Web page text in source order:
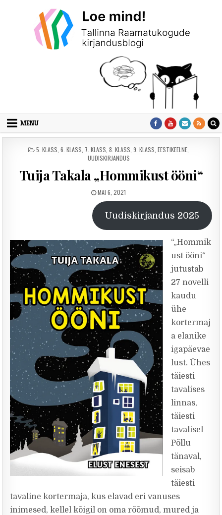
MENU
POSTED IN
5. KLASS 6. KLASS 7. KLASS 8. KLASS 9. KLASS EESTIKEELNE
UUDISKIRJANDUS
Tuija Takala „Hommikust ööni“
PUBLISHED DATE:
MAI 6, 2021
Uudiskirjandus 2025
“„Hommik
ust ööni“
jutustab
27 novelli
kaudu
ühe
kortermaj
a elanike
igapäevae
lust. Ühes
täiesti
tavalises
linnas,
täiesti
tavalisel
Põllu
tänaval,
seisab
täiesti
tavaline kortermaja, kus elavad eri vanuses
inimesed, kellel kõigil on oma rõõmud, mured ja